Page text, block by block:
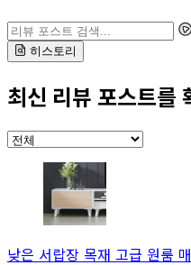
리뷰 포스트 검색
히스토리
최신 리뷰 포스트를
카테고리 선택
낮은 서랍장 목재 고급 원룸